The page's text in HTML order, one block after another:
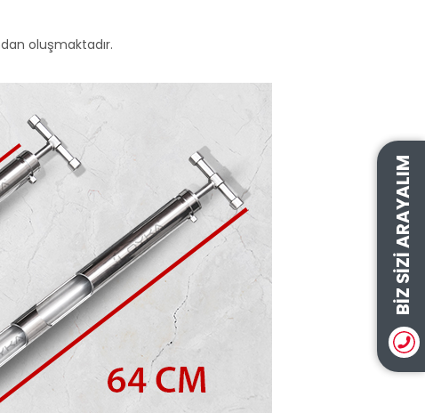
oluşmaktadır.
BIZ SIZI ARAYALIM